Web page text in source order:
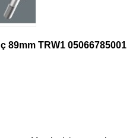
89mm TRW1 05066785001